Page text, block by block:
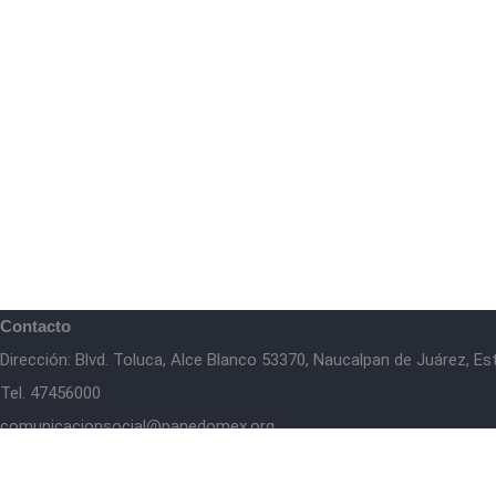
Contacto
Dirección: Blvd. Toluca, Alce Blanco 53370, Naucalpan de Juárez,
Tel. 47456000
comunicacionsocial@panedomex.org